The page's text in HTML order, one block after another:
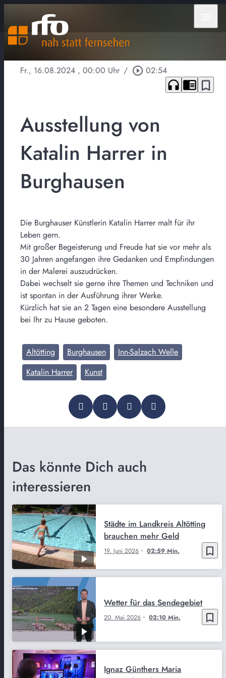
Fr., 16.08.2024 , 00:00 Uhr / play_circle_outline 02:54
headphones chrome_reader_mode bookmark_border
Ausstellung von
Katalin Harrer in
Burghausen
Die Burghauser Künstlerin Katalin Harrer malt für ihr
Leben gern.
Mit großer Begeisterung und Freude hat sie vor mehr als
30 Jahren angefangen ihre Gedanken und Empfindungen
in der Malerei auszudrücken.
Dabei wechselt sie gerne ihre Themen und Techniken und
ist spontan in der Ausführung ihrer Werke.
Kürzlich hat sie an 2 Tagen eine besondere Ausstellung
bei Ihr zu Hause geboten.
Altötting Burghausen
Inn-Salzach Welle
Katalin Harrer
Kunst
Das könnte Dich auch
interessieren
bookmark_border
19. Juni 2026 02:59 Min.
Städte im Landkreis Altötting
brauchen mehr Geld
bookmark_border
20. Mai 2026 02:10 Min.
Wetter für das Sendegebiet
Ignaz Günthers Maria